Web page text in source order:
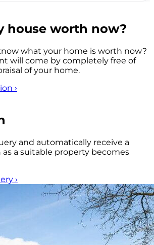
house worth now?
what your home is worth now?
will come by completely free of
of your home.
›
and automatically receive a
as a suitable property becomes
›